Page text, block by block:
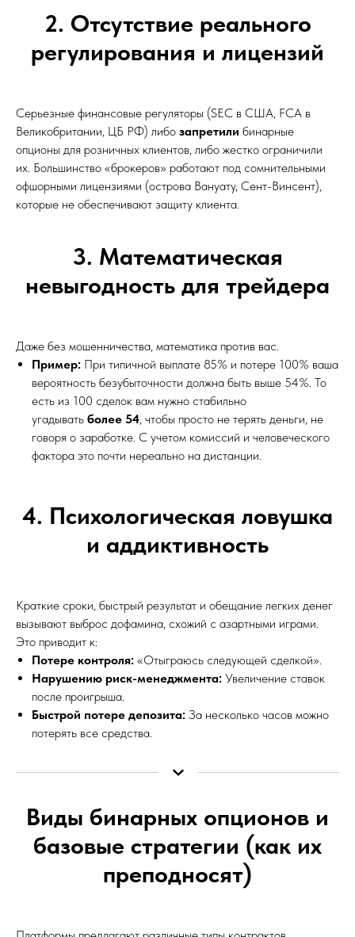
2. Отсутствие реального
регулирования и лицензий
Серьезные финансовые регуляторы (SEC в США, FCA в
Великобритании, ЦБ РФ) либо запретили бинарные
опционы для розничных клиентов, либо жестко ограничили
их. Большинство «брокеров» работают под сомнительными
офшорными лицензиями (острова Вануату, Сент-Винсент),
которые не обеспечивают защиту клиента.
3. Математическая
невыгодность для трейдера
Даже без мошенничества, математика против вас.
Пример: При типичной выплате 85% и потере 100% ваша
вероятность безубыточности должна быть выше 54%. То
есть из 100 сделок вам нужно стабильно
угадывать более 54 , чтобы просто не терять деньги, не
говоря о заработке. С учетом комиссий и человеческого
фактора это почти нереально на дистанции.
4. Психологическая ловушка
и аддиктивность
Краткие сроки, быстрый результат и обещание легких денег
вызывают выброс дофамина, схожий с азартными играми.
Это приводит к:
Потере контроля: «Отыграюсь следующей сделкой».
Нарушению риск-менеджмента: Увеличение ставок
после проигрыша.
Быстрой потере депозита: За несколько часов можно
потерять все средства.
Виды бинарных опционов и
базовые стратегии (как их
преподносят)